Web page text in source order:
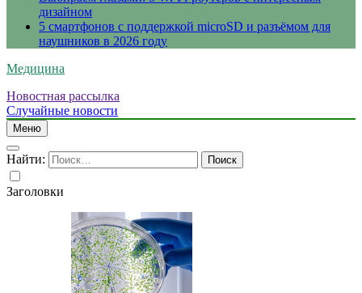
дизайном
5 смартфонов с поддержкой microSD и разъёмом для
наушников в 2026 году
Медицина
Новостная рассылка
Случайные новости
Меню
Найти:
Заголовки